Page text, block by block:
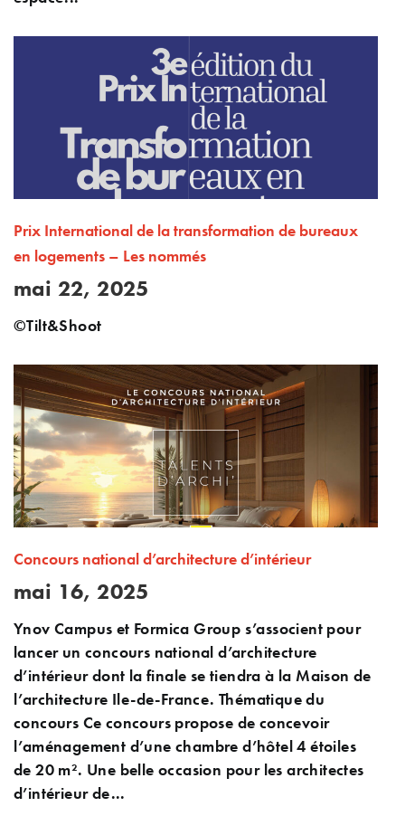
Prix International de la transformation de bureaux
en logements – Les nommés
mai 22, 2025
©Tilt&Shoot
Concours national d’architecture d’intérieur
mai 16, 2025
Ynov Campus et Formica Group s’associent pour
lancer un concours national d’architecture
d’intérieur dont la finale se tiendra à la Maison de
l’architecture Ile-de-France. Thématique du
concours Ce concours propose de concevoir
l’aménagement d’une chambre d’hôtel 4 étoiles
de 20 m². Une belle occasion pour les architectes
d’intérieur de...